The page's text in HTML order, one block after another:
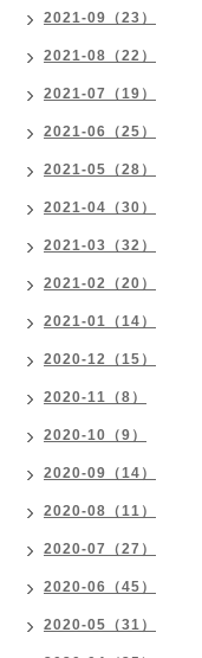
2021-09（23）
2021-08（22）
2021-07（19）
2021-06（25）
2021-05（28）
2021-04（30）
2021-03（32）
2021-02（20）
2021-01（14）
2020-12（15）
2020-11（8）
2020-10（9）
2020-09（14）
2020-08（11）
2020-07（27）
2020-06（45）
2020-05（31）